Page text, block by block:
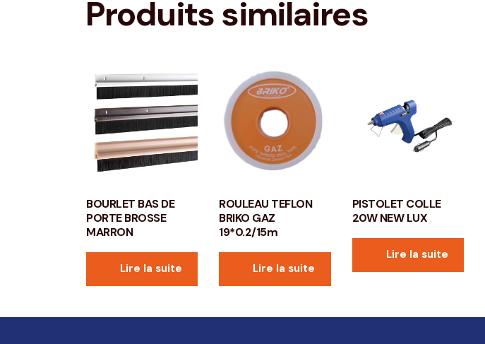
Produits similaires
BOURLET BAS DE
PORTE BROSSE
MARRON
Lire la suite
ROULEAU TEFLON
BRIKO GAZ
19*0.2/15m
Lire la suite
PISTOLET COLLE
20W NEW LUX
Lire la suite